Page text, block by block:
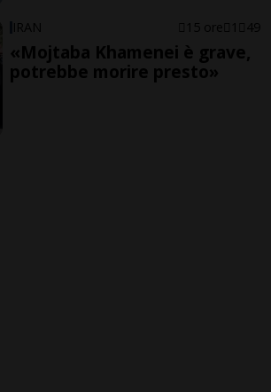
IRAN 15 ore 1 49
«Mojtaba Khamenei è grave,
potrebbe morire presto»